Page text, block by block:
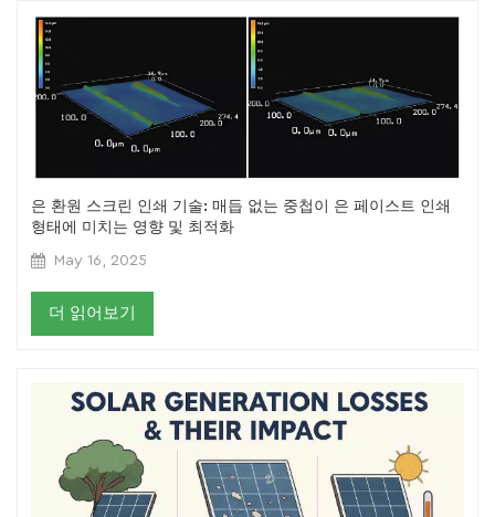
은 환원 스크린 인쇄 기술: 매듭 없는 중첩이 은 페이스트 인쇄
형태에 미치는 영향 및 최적화
May 16, 2025
더 읽어보기